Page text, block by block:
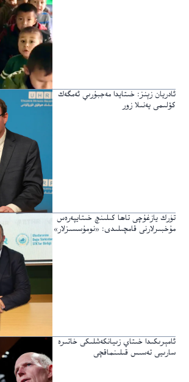
ئادريان زېنز: خىتايدا مەجبۇرىي ئەمگەك
كۆلىمى يەنىلا زور
تۈرك يازغۇچى تاھا كىلىنچ خىتايپەرەس
مۇخبىرلارنى قامچىلىدى: «نومۇسسىزلار»
ئامېرىكىدا خىتاي زىيانكەشلىكى خاتىرە
سارىيى تەسىس قىلىنماقچى